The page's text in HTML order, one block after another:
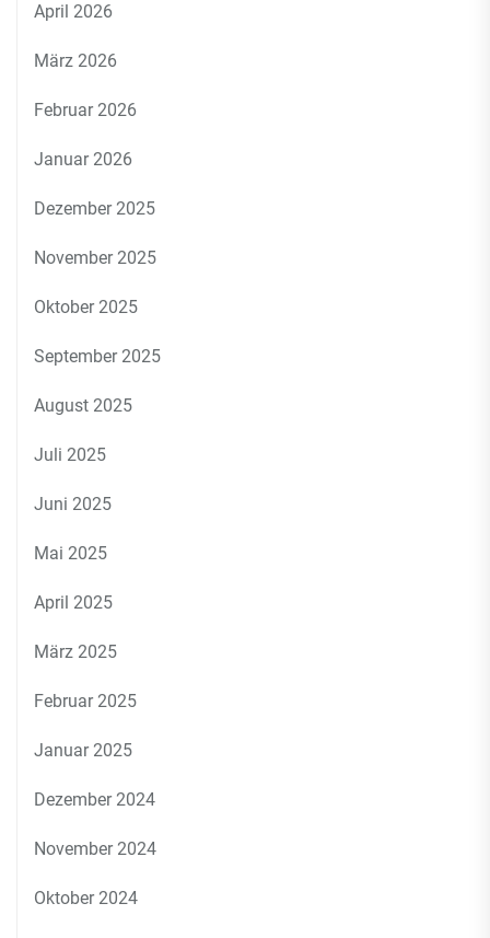
April 2026
März 2026
Februar 2026
Januar 2026
Dezember 2025
November 2025
Oktober 2025
September 2025
August 2025
Juli 2025
Juni 2025
Mai 2025
April 2025
März 2025
Februar 2025
Januar 2025
Dezember 2024
November 2024
Oktober 2024